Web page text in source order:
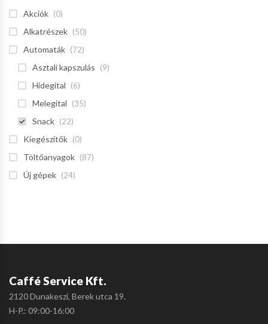
Akciók (0)
Alkatrészek (50)
Automaták (72)
Asztali kapszulás (9)
Hidegital (6)
Melegital (35)
Snack (22)
Kiegészítők (0)
Töltőanyagok (87)
Új gépek (24)
Caffé Service Kft.
2120 Dunakeszi, Berek utca 19.
H-P.: 09:00-16:00